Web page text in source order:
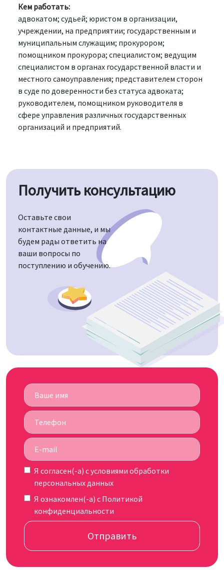
Кем работать:
адвокатом; судьей; юристом в организации,
учреждении, на предприятии; государственным и
муниципальным служащим; прокурором;
помощником прокурора; специалистом; ведущим
специалистом в органах государственной власти и
местного самоуправления; представителем сторон
в суде по доверенности без статуса адвоката;
руководителем, помощником руководителя в
сфере управления различных государственных
организаций и предприятий.
Получить консультацию
Оставьте свои
контактные данные, и мы
будем рады ответить на
ваши вопросы по
поступлению и обучению.
Я согласен(-а) cусловиями обработки
персональных данных
Я ознакомлен(-а) с Политикой
конфиденциальности
Отправить